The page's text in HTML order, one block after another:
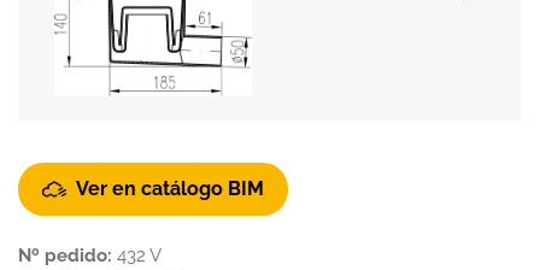
Ver en catálogo BIM
Nº pedido: 432 V